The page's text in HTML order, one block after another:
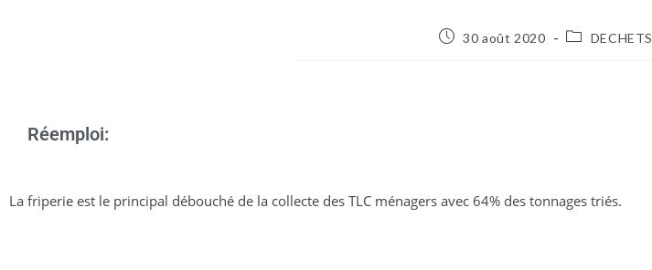
30 août 2020 DECHETS
Réemploi:
La friperie est le principal débouché de la collecte des TLC ménagers avec 64% des tonnages triés.